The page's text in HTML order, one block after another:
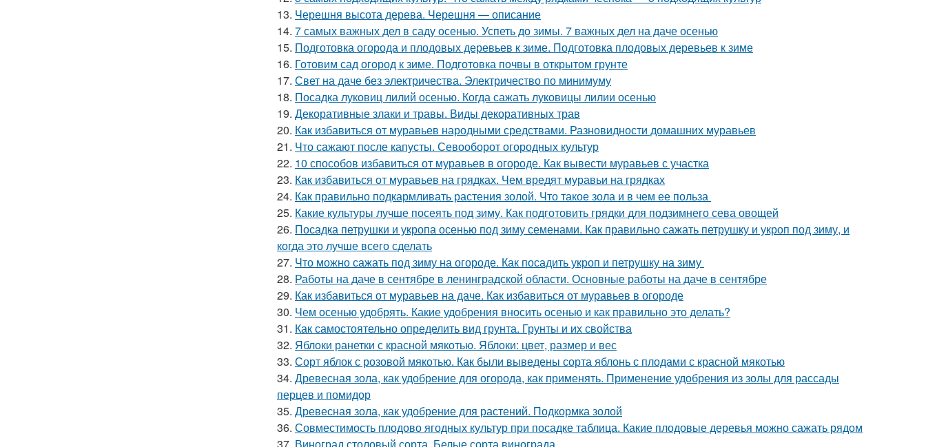
13. Черешня высота дерева. Черешня — описание
14. 7 самых важных дел в саду осенью. Успеть до зимы. 7 важных дел на даче осенью
15. Подготовка огорода и плодовых деревьев к зиме. Подготовка плодовых деревьев к зиме
16. Готовим сад огород к зиме. Подготовка почвы в открытом грунте
17. Свет на даче без электричества. Электричество по минимуму
18. Посадка луковиц лилий осенью. Когда сажать луковицы лилии осенью
19. Декоративные злаки и травы. Виды декоративных трав
20. Как избавиться от муравьев народными средствами. Разновидности домашних муравьев
21. Что сажают после капусты. Севооборот огородных культур
22. 10 способов избавиться от муравьев в огороде. Как вывести муравьев с участка
23. Как избавиться от муравьев на грядках. Чем вредят муравьи на грядках
24. Как правильно подкармливать растения золой. Что такое зола и в чем ее польза
25. Какие культуры лучше посеять под зиму. Как подготовить грядки для подзимнего сева овощей
26. Посадка петрушки и укропа осенью под зиму семенами. Как правильно сажать петрушку и укроп под зиму, и
когда это лучше всего сделать
27. Что можно сажать под зиму на огороде. Как посадить укроп и петрушку на зиму
28. Работы на даче в сентябре в ленинградской области. Основные работы на даче в сентябре
29. Как избавиться от муравьев на даче. Как избавиться от муравьев в огороде
30. Чем осенью удобрять. Какие удобрения вносить осенью и как правильно это делать?
31. Как самостоятельно определить вид грунта. Грунты и их свойства
32. Яблоки ранетки с красной мякотью. Яблоки: цвет, размер и вес
33. Сорт яблок с розовой мякотью. Как были выведены сорта яблонь с плодами с красной мякотью
34. Древесная зола, как удобрение для огорода, как применять. Применение удобрения из золы для рассады
перцев и помидор
35. Древесная зола, как удобрение для растений. Подкормка золой
36. Совместимость плодово ягодных культур при посадке таблица. Какие плодовые деревья можно сажать рядом